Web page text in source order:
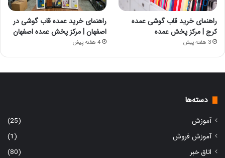
راهنمای خرید قاب گوشی عمده
کرج | مرکز پخش عمده
3 هفته پیش
راهنمای خرید عمده قاب گوشی در
اصفهان | مرکز پخش عمده اصفهان
4 هفته پیش
دسته‌ها
آموزش
(25)
آموزش فروش
(1)
اتاق خبر
(80)